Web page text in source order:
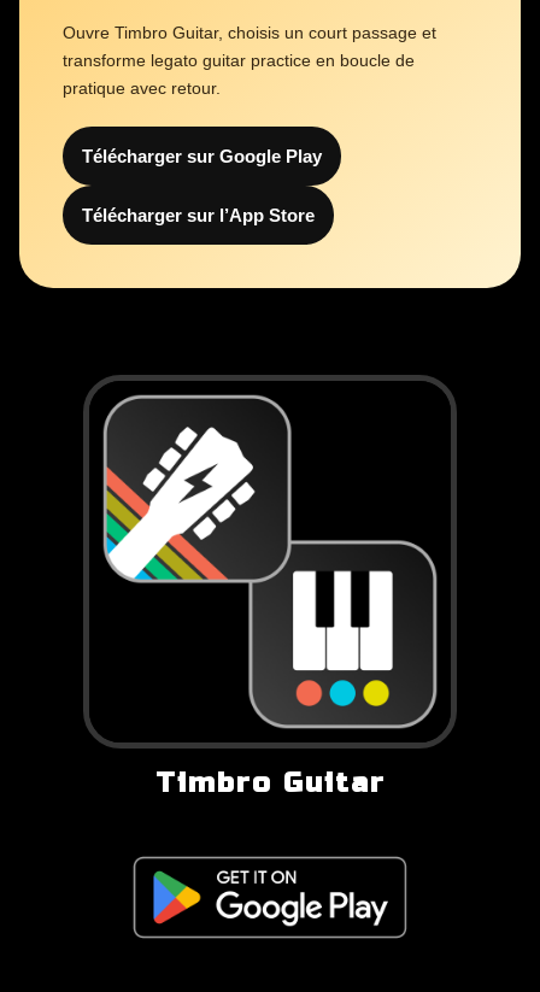
Ouvre Timbro Guitar, choisis un court passage et
transforme legato guitar practice en boucle de
pratique avec retour.
Télécharger sur Google Play
Télécharger sur l’App Store
Timbro Guitar